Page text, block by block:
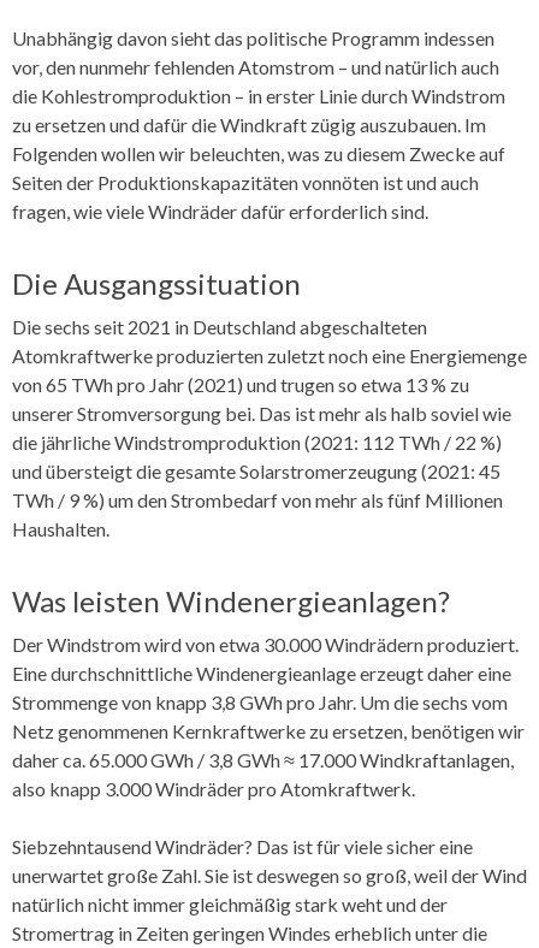
Unabhängig davon sieht das politische Programm indessen
vor, den nunmehr fehlenden Atomstrom – und natürlich auch
die Kohlestromproduktion – in erster Linie durch Windstrom
zu ersetzen und dafür die Windkraft zügig auszubauen. Im
Folgenden wollen wir beleuchten, was zu diesem Zwecke auf
Seiten der Produktionskapazitäten vonnöten ist und auch
fragen, wie viele Windräder dafür erforderlich sind.
Die Ausgangssituation
Die sechs seit 2021 in Deutschland abgeschalteten
Atomkraftwerke produzierten zuletzt noch eine Energiemenge
von 65 TWh pro Jahr (2021) und trugen so etwa 13 % zu
unserer Stromversorgung bei. Das ist mehr als halb soviel wie
die jährliche Windstromproduktion (2021: 112 TWh / 22 %)
und übersteigt die gesamte Solarstromerzeugung (2021: 45
TWh / 9 %) um den Strombedarf von mehr als fünf Millionen
Haushalten.
Was leisten Windenergieanlagen?
Der Windstrom wird von etwa 30.000 Windrädern produziert.
Eine durchschnittliche Windenergieanlage erzeugt daher eine
Strommenge von knapp 3,8 GWh pro Jahr. Um die sechs vom
Netz genommenen Kernkraftwerke zu ersetzen, benötigen wir
daher ca. 65.000 GWh / 3,8 GWh ≈ 17.000 Windkraftanlagen,
also knapp 3.000 Windräder pro Atomkraftwerk.
Siebzehntausend Windräder? Das ist für viele sicher eine
unerwartet große Zahl. Sie ist deswegen so groß, weil der Wind
natürlich nicht immer gleichmäßig stark weht und der
Stromertrag in Zeiten geringen Windes erheblich unter die